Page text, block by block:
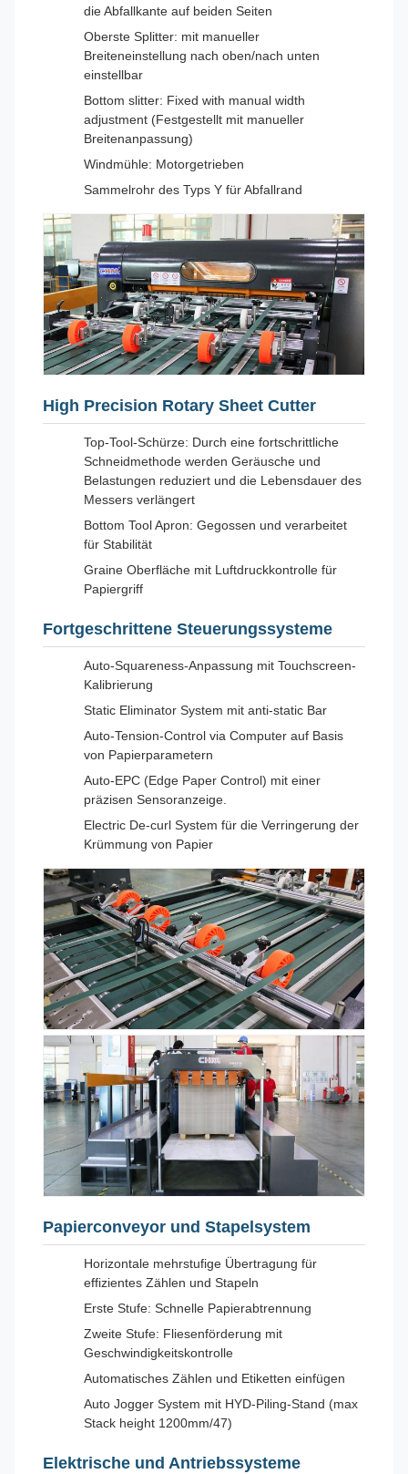
die Abfallkante auf beiden Seiten
Oberste Splitter: mit manueller
Breiteneinstellung nach oben/nach unten
einstellbar
Bottom slitter: Fixed with manual width
adjustment (Festgestellt mit manueller
Breitenanpassung)
Windmühle: Motorgetrieben
Sammelrohr des Typs Y für Abfallrand
High Precision Rotary Sheet Cutter
Top-Tool-Schürze: Durch eine fortschrittliche
Schneidmethode werden Geräusche und
Belastungen reduziert und die Lebensdauer des
Messers verlängert
Bottom Tool Apron: Gegossen und verarbeitet
für Stabilität
Graine Oberfläche mit Luftdruckkontrolle für
Papiergriff
Fortgeschrittene Steuerungssysteme
Auto-Squareness-Anpassung mit Touchscreen-
Kalibrierung
Static Eliminator System mit anti-static Bar
Auto-Tension-Control via Computer auf Basis
von Papierparametern
Auto-EPC (Edge Paper Control) mit einer
präzisen Sensoranzeige.
Electric De-curl System für die Verringerung der
Krümmung von Papier
Papierconveyor und Stapelsystem
Horizontale mehrstufige Übertragung für
effizientes Zählen und Stapeln
Erste Stufe: Schnelle Papierabtrennung
Zweite Stufe: Fliesenförderung mit
Geschwindigkeitskontrolle
Automatisches Zählen und Etiketten einfügen
Auto Jogger System mit HYD-Piling-Stand (max
Stack height 1200mm/47)
Elektrische und Antriebssysteme